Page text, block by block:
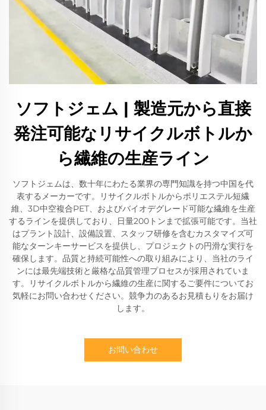
ソフトジェム | 製造元から直接
発注可能なリサイクルボトルか
ら繊維の生産ライン
ソフトジェムは、数十年にわたる業界の専門知識を持つ中国を代
表するメーカーです。リサイクルボトルからポリエステル短繊
維、3D中空複合PET、およびバイオデグレード可能な繊維を生産
するラインを提供しており、日量200トンまで拡張可能です。当社
はプラント設計、設備設置、スタッフ研修を含むカスタマイズ可
能なターンキーサービスを提供し、プロジェクトの円滑な実行を
確保します。品質と持続可能性への取り組みにより、当社のライ
ンには最先端技術と厳格な品質管理プロセスが採用されていま
す。リサイクルボトルから繊維の生産に関するご要件についてお
気軽にお問い合わせください。競争力のあるお見積もりをお届け
します。
お問い合わせ